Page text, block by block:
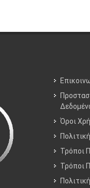
Όροι
Τρόποι
Τρόποι